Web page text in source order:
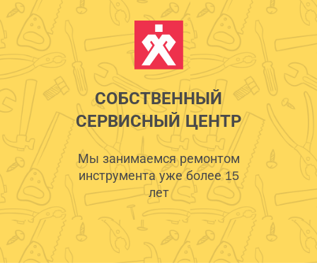
СОБСТВЕННЫЙ
СЕРВИСНЫЙ ЦЕНТР
Мы занимаемся ремонтом
инструмента уже более 15
лет